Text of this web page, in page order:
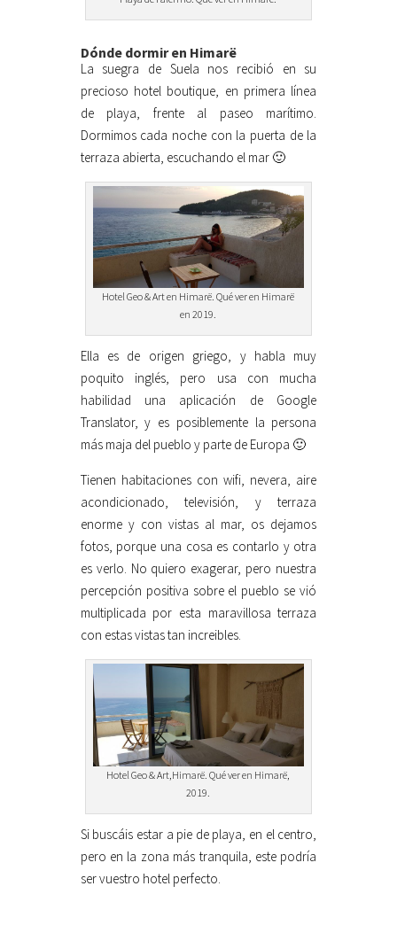
Dónde dormir en Himarë
La suegra de Suela nos recibió en su
precioso hotel boutique, en primera línea
de playa, frente al paseo marítimo.
Dormimos cada noche con la puerta de la
terraza abierta, escuchando el mar 🙂
Hotel Geo & Art en Himarë. Qué ver en Himarë
en 2019.
Ella es de origen griego, y habla muy
poquito inglés, pero usa con mucha
habilidad una aplicación de Google
Translator, y es posiblemente la persona
más maja del pueblo y parte de Europa 🙂
Tienen habitaciones con wifi, nevera, aire
acondicionado, televisión, y terraza
enorme y con vistas al mar, os dejamos
fotos, porque una cosa es contarlo y otra
es verlo. No quiero exagerar, pero nuestra
percepción positiva sobre el pueblo se vió
multiplicada por esta maravillosa terraza
con estas vistas tan increibles.
Hotel Geo & Art,Himarë. Qué ver en Himarë,
2019.
Si buscáis estar a pie de playa, en el centro,
pero en la zona más tranquila, este podría
ser vuestro hotel perfecto.